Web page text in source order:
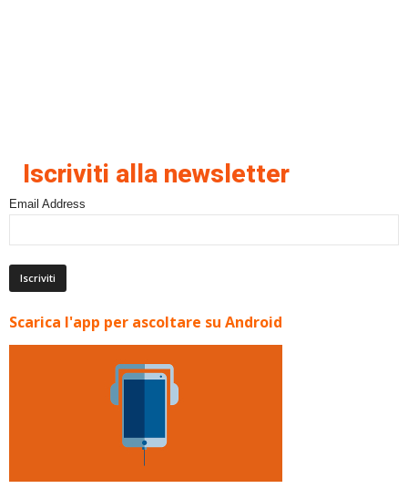
Iscriviti alla newsletter
Email Address
Scarica l'app per ascoltare su Android